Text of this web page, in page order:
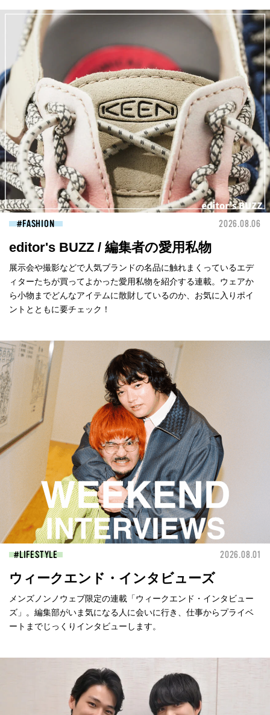
FASHION 2026.08.06
editor's BUZZ / 編集者の愛用私物
展示会や撮影などで人気ブランドの名品に触れまくっているエデ
ィターたちが買ってよかった愛用私物を紹介する連載。ウェアか
ら小物までどんなアイテムに散財しているのか、お気に入りポイ
ントとともに要チェック！
LIFESTYLE 2026.08.01
ウィークエンド・インタビューズ
メンズノンノウェブ限定の連載「ウィークエンド・インタビュー
ズ」。編集部がいま気になる人に会いに行き、仕事からプライベ
ートまでじっくりインタビューします。